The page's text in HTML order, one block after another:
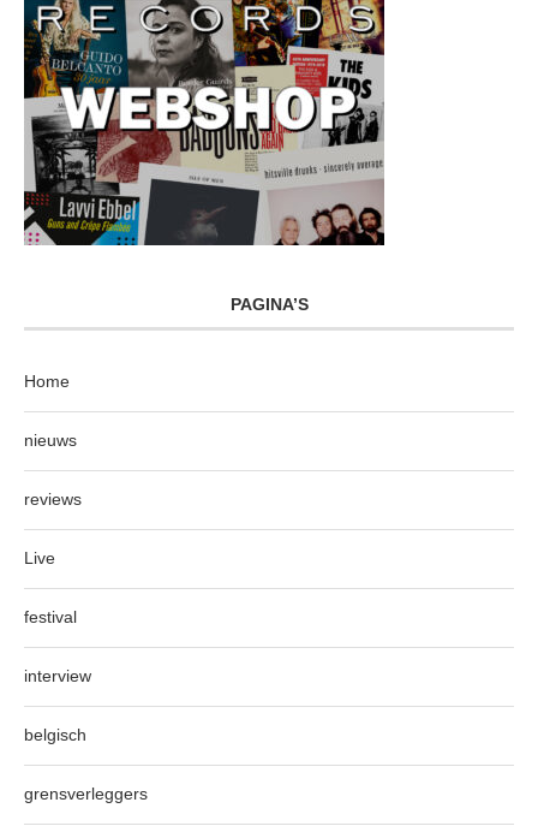
PAGINA’S
Home
nieuws
reviews
Live
festival
interview
belgisch
grensverleggers